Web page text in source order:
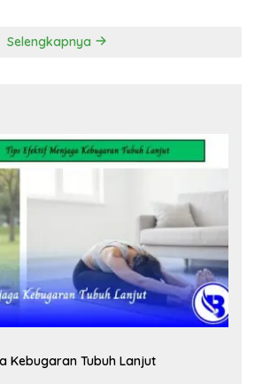
Selengkapnya
Kebugaran Tubuh Lanjut